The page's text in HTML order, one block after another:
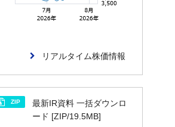
リアルタイム株価情報
ZIP
最新IR資料 一括ダウンロ
ード [ZIP/19.5MB]